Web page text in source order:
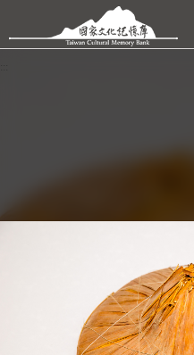
跳到主要內容區塊